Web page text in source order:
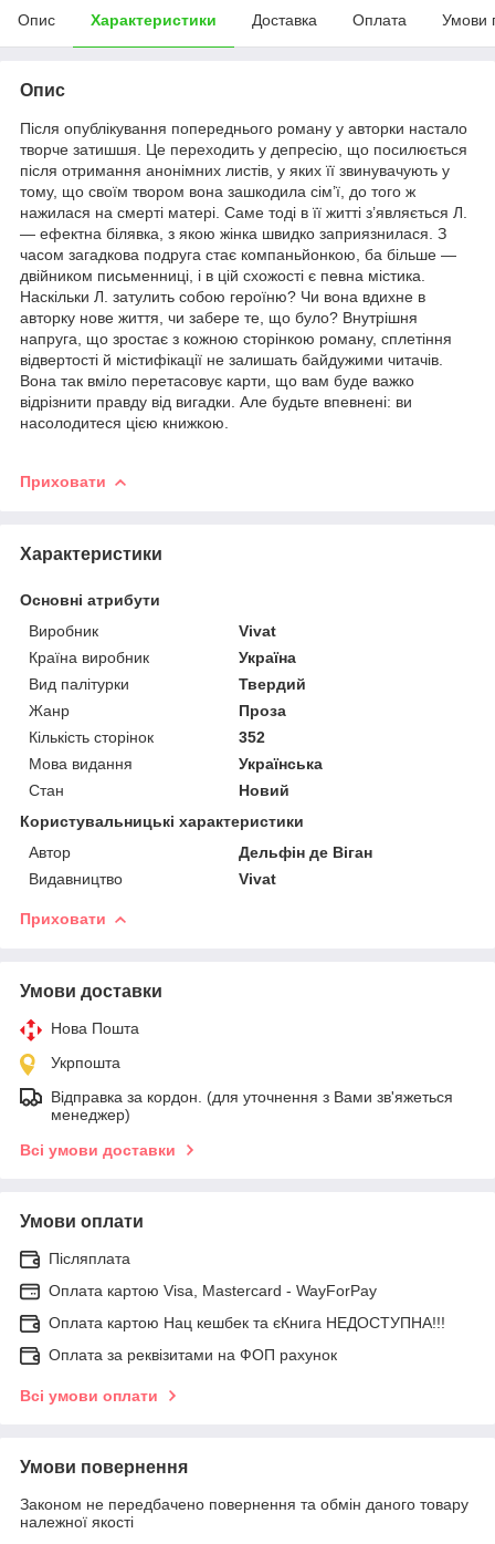
Опис Характеристики Доставка Оплата Умови
Опис
Після опублікування попереднього роману у авторки настало
творче затишшя. Це переходить у депресію, що посилюється
після отримання анонімних листів, у яких її звинувачують у
тому, що своїм твором вона зашкодила сім’ї, до того ж
нажилася на смерті матері. Саме тоді в її житті з’являється Л.
— ефектна білявка, з якою жінка швидко заприязнилася. З
часом загадкова подруга стає компаньйонкою, ба більше —
двійником письменниці, і в цій схожості є певна містика.
Наскільки Л. затулить собою героїню? Чи вона вдихне в
авторку нове життя, чи забере те, що було? Внутрішня
напруга, що зростає з кожною сторінкою роману, сплетіння
відвертості й містифікації не залишать байдужими читачів.
Вона так вміло перетасовує карти, що вам буде важко
відрізнити правду від вигадки. Але будьте впевнені: ви
насолодитеся цією книжкою.
Приховати
Характеристики
Основні атрибути
Виробник
Vivat
Країна виробник
Україна
Вид палітурки
Твердий
Жанр
Проза
Кількість сторінок
352
Мова видання
Українська
Стан
Новий
Користувальницькі характеристики
Автор
Дельфін де Віган
Видавництво
Vivat
Приховати
Умови доставки
Нова Пошта
Укрпошта
Відправка за кордон. (для уточнення з Вами зв'яжеться
менеджер)
Всі умови доставки
Умови оплати
Післяплата
Оплата картою Visa, Mastercard - WayForPay
Оплата картою Нац кешбек та єКнига НЕДОСТУПНА!!!
Оплата за реквізитами на ФОП рахунок
Всі умови оплати
Умови повернення
Законом не передбачено повернення та обмін даного товару
належної якості